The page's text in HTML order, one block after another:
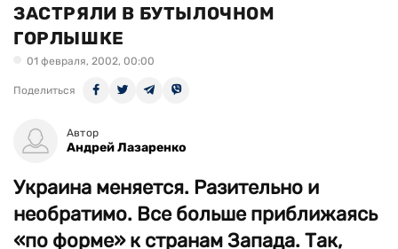
ЗАСТРЯЛИ В БУТЫЛОЧНОМ
ГОРЛЫШКЕ
01 февраля, 2002, 00:00
Поделиться
Автор
Андрей Лазаренко
Украина меняется. Разительно и
необратимо. Все больше приближаясь
«по форме» к странам Запада. Так,